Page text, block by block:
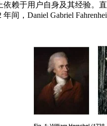
于用户自身及其经验。
，Daniel Gabriel